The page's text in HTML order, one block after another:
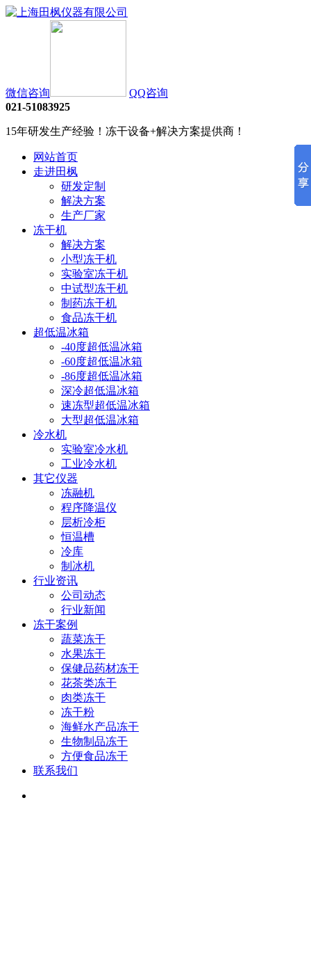
微信咨询
QQ咨询
021-51083925
15年研发生产经验！冻干设备+解决方案提供商！
网站首页
走进田枫
研发定制
解决方案
生产厂家
冻干机
解决方案
小型冻干机
实验室冻干机
中试型冻干机
制药冻干机
食品冻干机
超低温冰箱
-40度超低温冰箱
-60度超低温冰箱
-86度超低温冰箱
深冷超低温冰箱
速冻型超低温冰箱
大型超低温冰箱
冷水机
实验室冷水机
工业冷水机
其它仪器
冻融机
程序降温仪
层析冷柜
恒温槽
冷库
制冰机
行业资讯
公司动态
行业新闻
冻干案例
蔬菜冻干
水果冻干
保健品药材冻干
花茶类冻干
肉类冻干
冻干粉
海鲜水产品冻干
生物制品冻干
方便食品冻干
联系我们